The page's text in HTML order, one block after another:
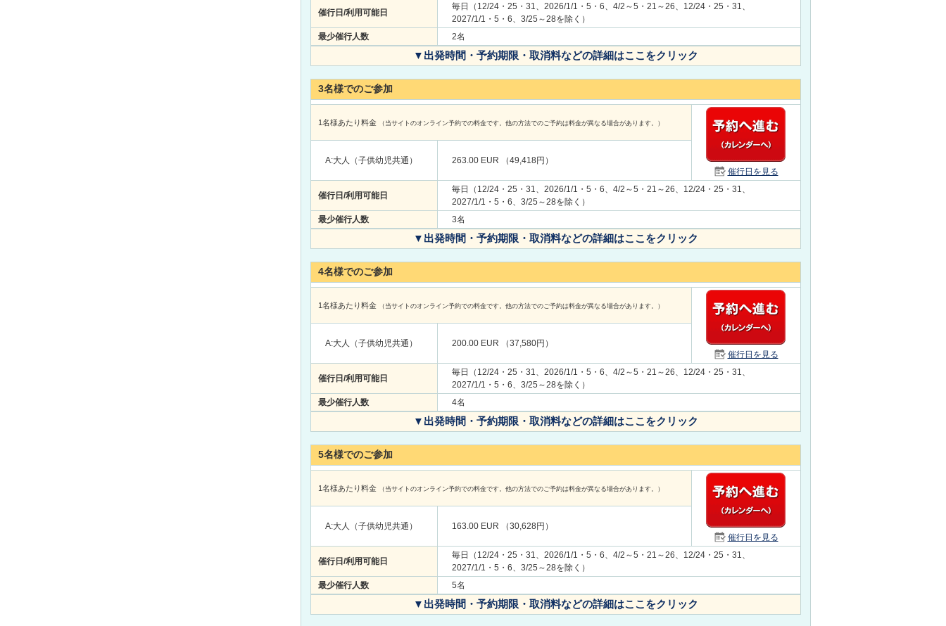
催行日/利用可能日
毎日（12/24・25・31、2026/1/1・5・6、4/2～5・21～26、12/24・25・31、
2027/1/1・5・6、3/25～28を除く）
最少催行人数
2名
▼出発時間・予約期限・取消料などの詳細はここをクリック
3名様でのご参加
1名様あたり料金 （当サイトのオンライン予約での料金です。他の方法でのご予約は料金が異なる場合があります。）
催行日を見る
A:大人（子供幼児共通） 263.00 EUR （49,418円）
催行日/利用可能日
毎日（12/24・25・31、2026/1/1・5・6、4/2～5・21～26、12/24・25・31、
2027/1/1・5・6、3/25～28を除く）
最少催行人数
3名
▼出発時間・予約期限・取消料などの詳細はここをクリック
4名様でのご参加
1名様あたり料金 （当サイトのオンライン予約での料金です。他の方法でのご予約は料金が異なる場合があります。）
催行日を見る
A:大人（子供幼児共通） 200.00 EUR （37,580円）
催行日/利用可能日
毎日（12/24・25・31、2026/1/1・5・6、4/2～5・21～26、12/24・25・31、
2027/1/1・5・6、3/25～28を除く）
最少催行人数
4名
▼出発時間・予約期限・取消料などの詳細はここをクリック
5名様でのご参加
1名様あたり料金 （当サイトのオンライン予約での料金です。他の方法でのご予約は料金が異なる場合があります。）
催行日を見る
A:大人（子供幼児共通） 163.00 EUR （30,628円）
催行日/利用可能日
毎日（12/24・25・31、2026/1/1・5・6、4/2～5・21～26、12/24・25・31、
2027/1/1・5・6、3/25～28を除く）
最少催行人数
5名
▼出発時間・予約期限・取消料などの詳細はここをクリック